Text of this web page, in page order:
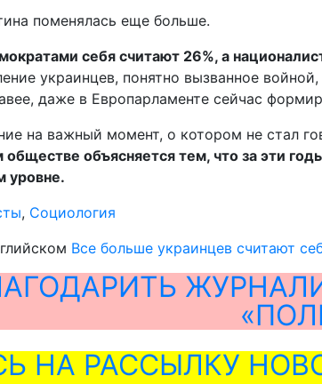
поменялась еще больше.
себя считают 26%, а
украинцев, понятно вызванное
даже в Европарламенте сейчас
на важный момент, о котором не стал
обществе объясняется тем, что за эти
уровне.
, Социология
Все больше украинцев считают
НА РАССЫЛКУ